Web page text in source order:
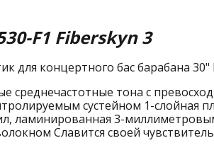
F1 Fiberskyn 3
для концертного бас барабана
среднечастотные тона с
сустейном 1-слойная
ламинированная 3-
Славится своей